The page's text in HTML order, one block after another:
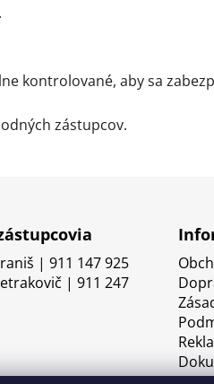
kontrolované, aby sa
zástupcov.
| 911 147 925
| 911 247